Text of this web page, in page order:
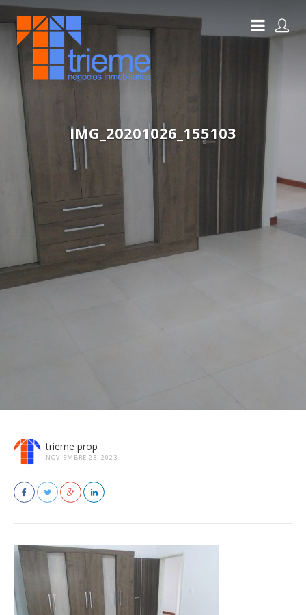
IMG_20201026_155103
trieme prop
NOVIEMBRE 23, 2023